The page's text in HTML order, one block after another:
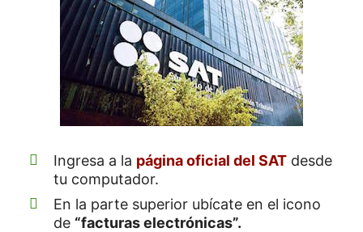
Ingresa a la página oficial del SAT desde
tu computador.
En la parte superior ubícate en el icono
de “facturas electrónicas”.